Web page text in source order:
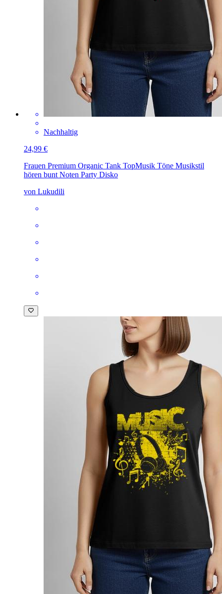
Nachhaltig
24,99 €
Frauen Premium Organic Tank TopMusik Töne Musikstil
hören bunt Noten Party Disko
von Lukudili